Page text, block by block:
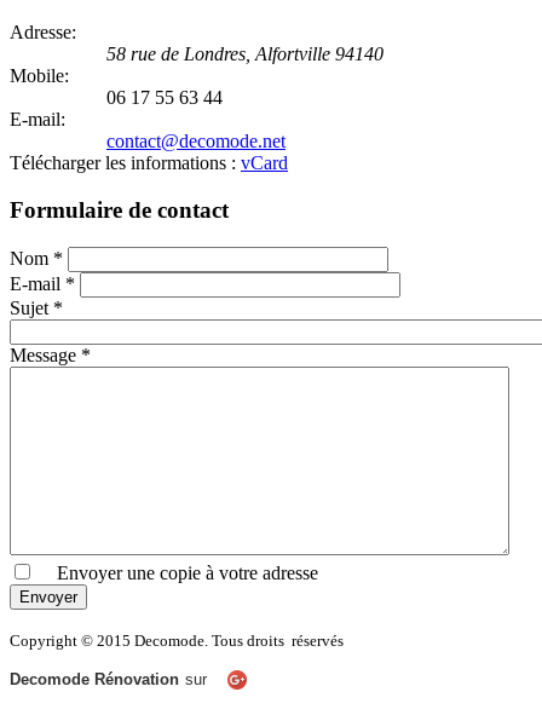
Adresse:
58 rue de Londres,Alfortville 94140
Mobile:
06 17 55 63 44
E-mail:
contact@decomode.net
Télécharger les informations : vCard
Formulaire de contact
Nom *
E-mail *
Sujet *
Message *
Envoyer une copie à votre adresse
Envoyer
Copyright © 2015 Decomode. Tous droits réservés
Decomode Rénovation sur